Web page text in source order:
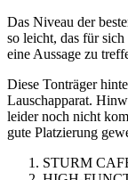
Das Niveau der
so leicht, das für
eine Aussage zu
Diese Tonträger
Lauschapparat.
leider noch nicht
gute Platzierung
STURM